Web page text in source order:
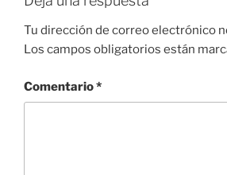
Tu dirección de correo electrónico
Los campos obligatorios están
Comentario*